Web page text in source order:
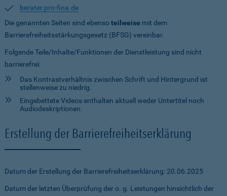
berater.pro-fina.de
Die genannten Seiten sind ebensoteilweise mit dem
Barrierefreiheitsstärkungsgesetz (BFSG) vereinbar.
Folgende Teile/Inhalte/Funktionen der Dienstleistung sind nicht
barrierefrei:
Das Kontrastverhältnis zwischen Schrift und Hintergrund ist
stellenweise zu niedrig.
Eingebettete Videos enthalten aktuell weder Untertitel noch
Audiodeskriptionen.
Erstellung der Barrierefreiheitserklärung
Datum der Erstellung der Barrierefreiheitserklärung: 20.06.2025
Datum der letzten Überprüfung der o. g. Leistungen hinsichtlich der